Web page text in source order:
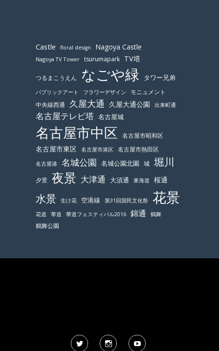
Castle floral design Nagoya Castle
Nagoya TV Tower tsurumapark TV塔
つるまこうえん なごや緑 タワー兄弟
パブリックアート フラワーデザイン
モニュメント
中央線西通
久屋大通 久屋大通公園 出来町通
名古屋テレビ塔 名古屋城
名古屋市中区 名古屋市昭和区
名古屋市東区 名古屋市港区 名古屋市熱田区
名古屋港 名城公園 名城公園北園 城 堀川
夕景 夜景 大津通 大須通 東海道 桜通
水景 生け花 空港線 第31回国民文化祭 花景
花道 華道 華道フェスティバル2016 錦通 鶴舞
鶴舞公園